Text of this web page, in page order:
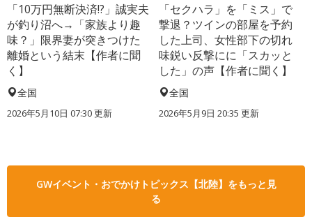
「10万円無断決済!?」誠実夫
が釣り沼へ→「家族より趣
味？」限界妻が突きつけた
離婚という結末【作者に聞
く】
全国
2026年5月10日 07:30 更新
「セクハラ」を「ミス」で
撃退？ツインの部屋を予約
した上司、女性部下の切れ
味鋭い反撃にに「スカッと
した」の声【作者に聞く】
全国
2026年5月9日 20:35 更新
GWイベント・おでかけトピックス【北陸】をもっと見
る